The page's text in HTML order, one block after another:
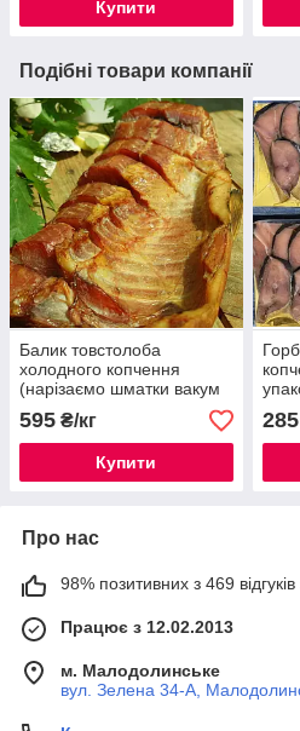
Купити
Подібні товари компанії
Балик товстолоба
холодного копчення
(нарізаємо шматки вакум
+- 0,5-0,7кг), ціна за 1кг
595 ₴/кг
Купити
285
Про нас
98% позитивних з 469 відгуків
Працює з 12.02.2013
м. Малодолинське
вул. Зелена 34-А,